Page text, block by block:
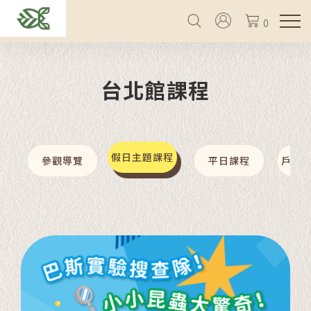
0
台北館課程
參觀導覽 假日主題課程 平日課程 戶外